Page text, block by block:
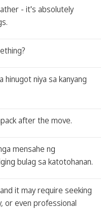
- it's absolutely
hinugot niya sa kanyang
after the move.
mensahe ng
bulag sa katotohanan.
it may require seeking
or even professional